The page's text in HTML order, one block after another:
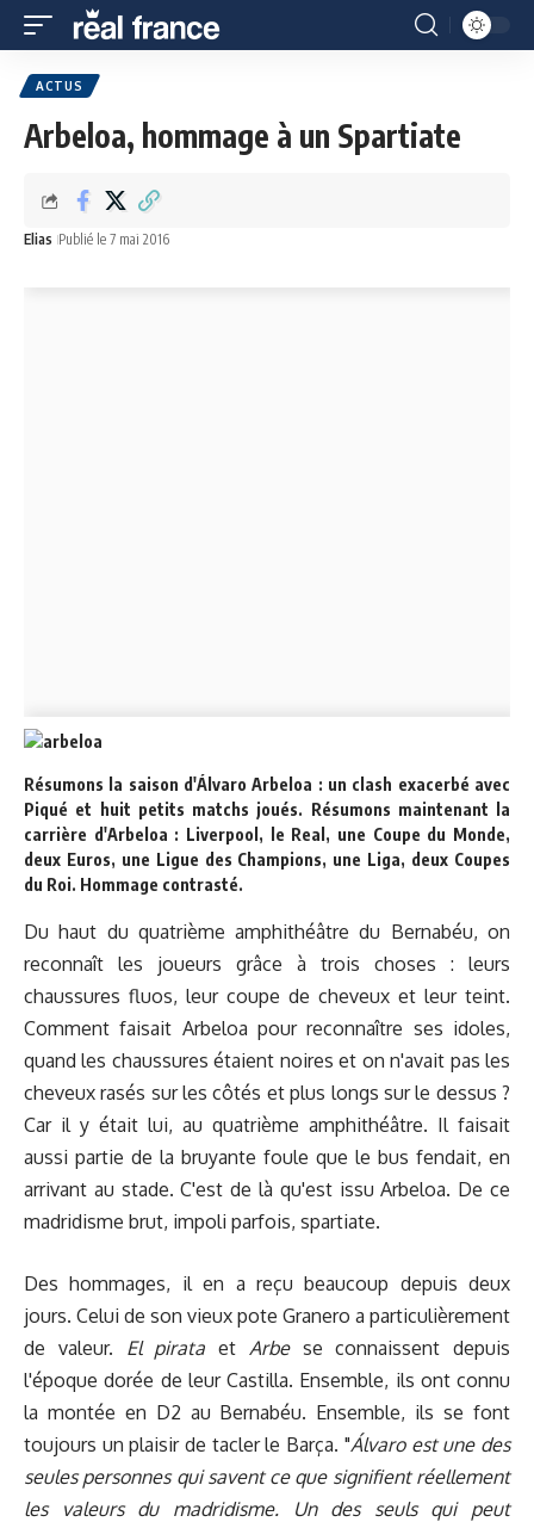
ACTUS
Arbeloa, hommage à un Spartiate
Elias Publié le 7 mai 2016
Résumons la saison d'Álvaro Arbeloa : un clash exacerbé avec
Piqué et huit petits matchs joués. Résumons maintenant la
carrière d'Arbeloa : Liverpool, le Real, une Coupe du Monde,
deux Euros, une Ligue des Champions, une Liga, deux Coupes
du Roi. Hommage contrasté.
Du haut du quatrième amphithéâtre du Bernabéu, on
reconnaît les joueurs grâce à trois choses : leurs
chaussures fluos, leur coupe de cheveux et leur teint.
Comment faisait Arbeloa pour reconnaître ses idoles,
quand les chaussures étaient noires et on n'avait pas les
cheveux rasés sur les côtés et plus longs sur le dessus ?
Car il y était lui, au quatrième amphithéâtre. Il faisait
aussi partie de la bruyante foule que le bus fendait, en
arrivant au stade. C'est de là qu'est issu Arbeloa. De ce
madridisme brut, impoli parfois, spartiate.
Des hommages, il en a reçu beaucoup depuis deux
jours. Celui de son vieux pote Granero a particulièrement
de valeur. El pirata et Arbe se connaissent depuis
l'époque dorée de leur Castilla. Ensemble, ils ont connu
la montée en D2 au Bernabéu. Ensemble, ils se font
toujours un plaisir de tacler le Barça. "Álvaro est une des
seules personnes qui savent ce que signifient réellement
les valeurs du madridisme. Un des seuls qui peut